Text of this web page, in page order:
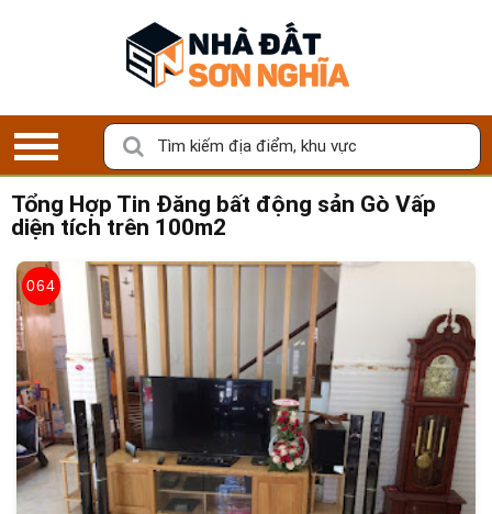
Tìm kiếm địa điểm, khu vực
i
Đ
S
M
ô
i
G
ớ
i
B
Đ
S
LỰA CHỌN BẤT ĐỘNG SẢN ƯNG Ý CỦA
BẠN
Với100% tin đăng bán/cho thuê xác thực bởi Nhà Đất Sơn
Tổng Hợp Tin Đăng bất động sản Gò Vấp
diện tích trên 100m2
064